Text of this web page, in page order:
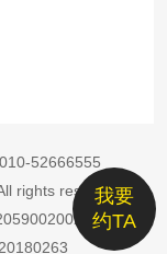
我要
约TA
010-52666555
rights reserved
号